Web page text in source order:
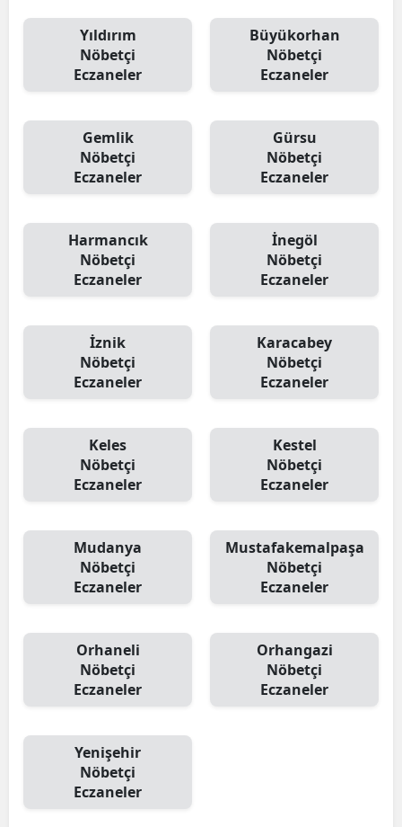
Yıldırım
Nöbetçi
Eczaneler
Büyükorhan
Nöbetçi
Eczaneler
Gemlik
Nöbetçi
Eczaneler
Gürsu
Nöbetçi
Eczaneler
Harmancık
Nöbetçi
Eczaneler
İnegöl
Nöbetçi
Eczaneler
İznik
Nöbetçi
Eczaneler
Karacabey
Nöbetçi
Eczaneler
Keles
Nöbetçi
Eczaneler
Kestel
Nöbetçi
Eczaneler
Mudanya
Nöbetçi
Eczaneler
Mustafakemalpaşa
Nöbetçi
Eczaneler
Orhaneli
Nöbetçi
Eczaneler
Orhangazi
Nöbetçi
Eczaneler
Yenişehir
Nöbetçi
Eczaneler